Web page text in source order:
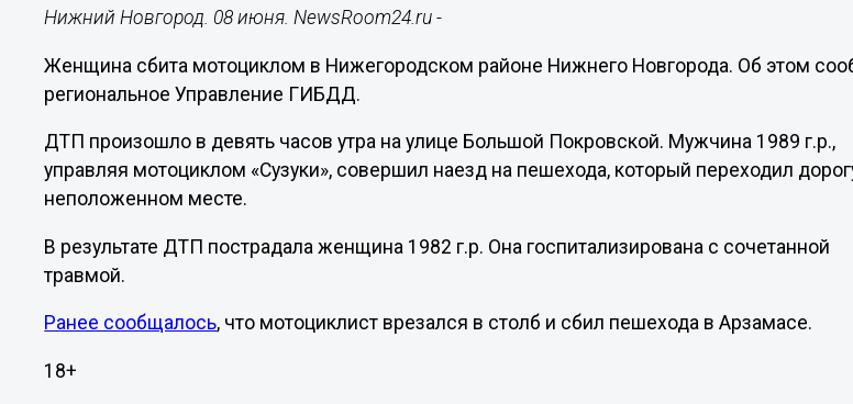
Нижний Новгород. 08 июня. NewsRoom24.ru -
Женщина сбита мотоциклом в Нижегородском районе Нижнего Новгорода. Об этом
региональное Управление ГИБДД.
ДТП произошло в девять часов утра на улице Большой Покровской. Мужчина 1989 г.р.,
управляя мотоциклом «Сузуки», совершил наезд на пешехода, который переходил
неположенном месте.
В результате ДТП пострадала женщина 1982 г.р. Она госпитализирована с сочетанной
травмой.
Ранее сообщалось, что мотоциклист врезался в столб и сбил пешехода в Арзамасе.
18+